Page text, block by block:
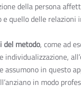
della persona
e quello delle
del metodo, come ad
e individualizzazione, all’
assumono in questo
in modo